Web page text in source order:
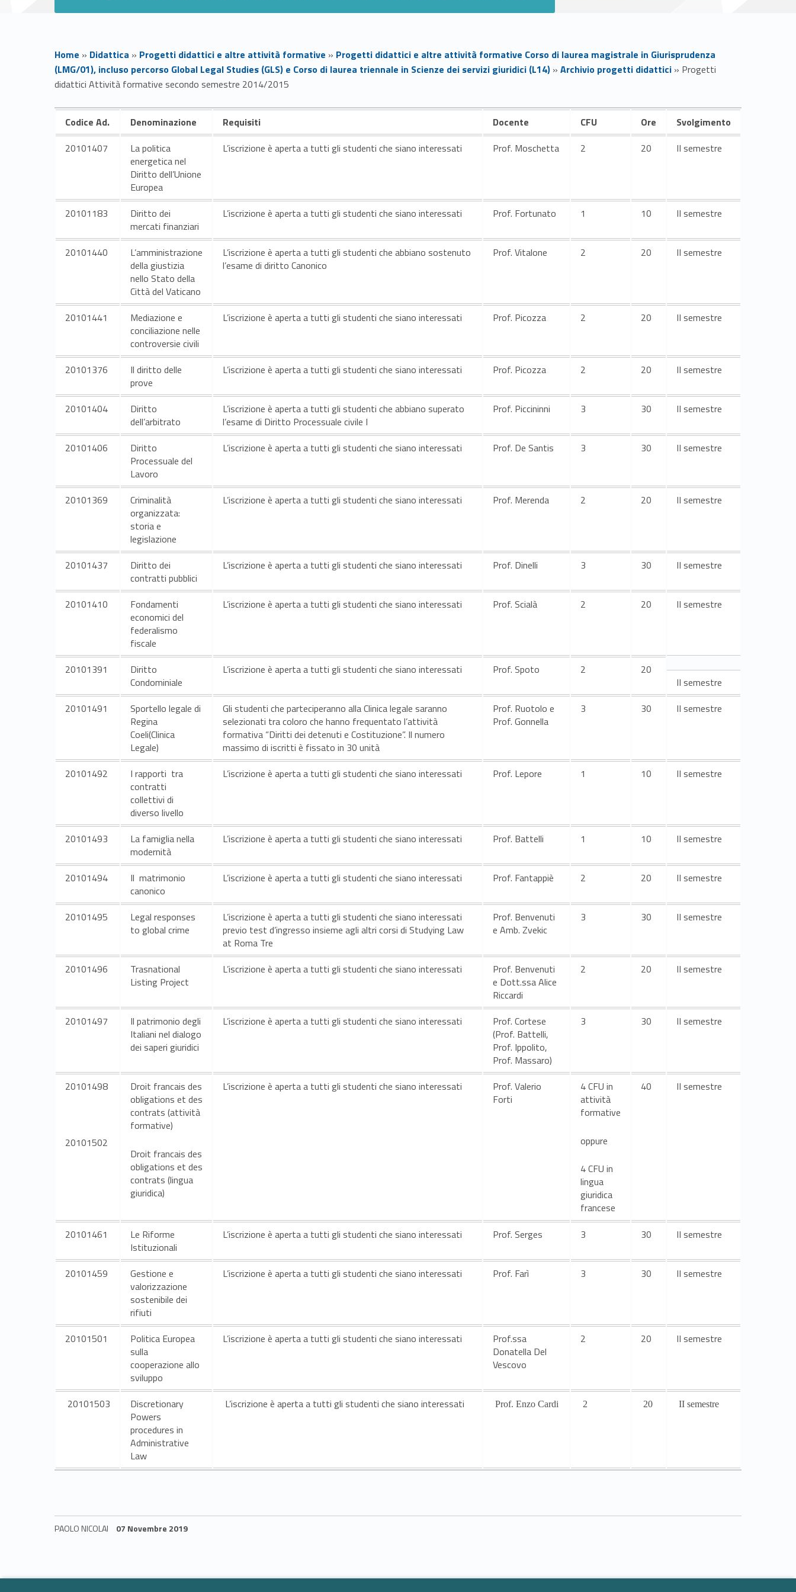
Home » Didattica » Progetti didattici e altre attività formative » Progetti didattici e altre attività formative Corso di laurea magistrale in Giurisprudenza
(LMG/01), incluso percorso Global Legal Studies (GLS) e Corso di laurea triennale in Scienze dei servizi giuridici (L14) » Archivio progetti didattici » Progetti
didattici Attività formative secondo semestre 2014/2015
P
g
e
t
d
d
a
t
c
i
A
i
i
à
f
o
m
t
v
s
o
n
d
s
m
r
e
2
Codice Ad. Denominazione Requisiti Docente CFU Ore
Svolgimento
20101407
La politica
energetica nel
Diritto dell’Unione
Europea
L’iscrizione è aperta a tutti gli studenti che siano interessati Prof. Moschetta 2 20 II semestre
20101183
Diritto dei
mercati finanziari
L’iscrizione è aperta a tutti gli studenti che siano interessati Prof. Fortunato 1 10 II semestre
20101440
L’amministrazione
della giustizia
nello Stato della
Città del Vaticano
L’iscrizione è aperta a tutti gli studenti che abbiano sostenuto
l’esame di diritto Canonico
Prof. Vitalone 2 20 II semestre
20101441
Mediazione e
conciliazione nelle
controversie civili
L’iscrizione è aperta a tutti gli studenti che siano interessati Prof. Picozza 2 20 II semestre
20101376
Il diritto delle
prove
L’iscrizione è aperta a tutti gli studenti che siano interessati Prof. Picozza 2 20 II semestre
20101404
Diritto
dell’arbitrato
L’iscrizione è aperta a tutti gli studenti che abbiano superato
l’esame di Diritto Processuale civile I
Prof. Piccininni 3 30 II semestre
20101406
Diritto
Processuale del
Lavoro
L’iscrizione è aperta a tutti gli studenti che siano interessati Prof. De Santis 3 30 II semestre
20101369
Criminalità
organizzata:
storia e
legislazione
L’iscrizione è aperta a tutti gli studenti che siano interessati Prof. Merenda 2 20 II semestre
20101437
Diritto dei
contratti pubblici
L’iscrizione è aperta a tutti gli studenti che siano interessati Prof. Dinelli 3 30 II semestre
20101410
Fondamenti
economici del
federalismo
fiscale
L’iscrizione è aperta a tutti gli studenti che siano interessati Prof. Scialà 2 20 II semestre
20101391
Diritto
Condominiale
L’iscrizione è aperta a tutti gli studenti che siano interessati Prof. Spoto 2
20
II semestre
20101491
Sportello legale di
Regina
Coeli(Clinica
Legale)
Gli studenti che parteciperanno alla Clinica legale saranno
selezionati tra coloro che hanno frequentato l’attività
formativa “Diritti dei detenuti e Costituzione”. Il numero
massimo di iscritti è fissato in 30 unità
Prof. Ruotolo e
Prof. Gonnella
3 30 II semestre
20101492
I rapporti tra
contratti
collettivi di
diverso livello
L’iscrizione è aperta a tutti gli studenti che siano interessati Prof. Lepore 1 10 II semestre
20101493
La famiglia nella
modernità
L’iscrizione è aperta a tutti gli studenti che siano interessati Prof. Battelli 1 10 II semestre
20101494
Il matrimonio
canonico
L’iscrizione è aperta a tutti gli studenti che siano interessati Prof. Fantappiè 2 20 II semestre
20101495
Legal responses
to global crime
L’iscrizione è aperta a tutti gli studenti che siano interessati
previo test d’ingresso insieme agli altri corsi di Studying Law
at Roma Tre
Prof. Benvenuti
e Amb. Zvekic
3 30 II semestre
20101496
Trasnational
Listing Project
L’iscrizione è aperta a tutti gli studenti che siano interessati
Prof. Benvenuti
e Dott.ssa Alice
Riccardi
2 20 II semestre
20101497
Il patrimonio degli
Italiani nel dialogo
dei saperi giuridici
L’iscrizione è aperta a tutti gli studenti che siano interessati
Prof. Cortese
(Prof. Battelli,
Prof. Ippolito,
Prof. Massaro)
3 30 II semestre
20101498
20101502
Droit francais des
obligations et des
contrats (attività
formative)
Droit francais des
obligations et des
contrats (lingua
giuridica)
L’iscrizione è aperta a tutti gli studenti che siano interessati
Prof. Valerio
Forti
4 CFU in
attività
formative
oppure
4 CFU in
lingua
giuridica
francese
40 II semestre
20101461
Le Riforme
Istituzionali
L’iscrizione è aperta a tutti gli studenti che siano interessati Prof. Serges 3 30 II semestre
20101459
Gestione e
valorizzazione
sostenibile dei
rifiuti
L’iscrizione è aperta a tutti gli studenti che siano interessati Prof. Farì 3 30 II semestre
20101501
Politica Europea
sulla
cooperazione allo
sviluppo
L’iscrizione è aperta a tutti gli studenti che siano interessati
Prof.ssa
Donatella Del
Vescovo
2 20 II semestre
20101503
Discretionary
Powers
procedures in
Administrative
Law
L’iscrizione è aperta a tutti gli studenti che siano interessati Prof. Enzo Cardi 2 20 II semestre
PAOLO NICOLAI 07 Novembre 2019